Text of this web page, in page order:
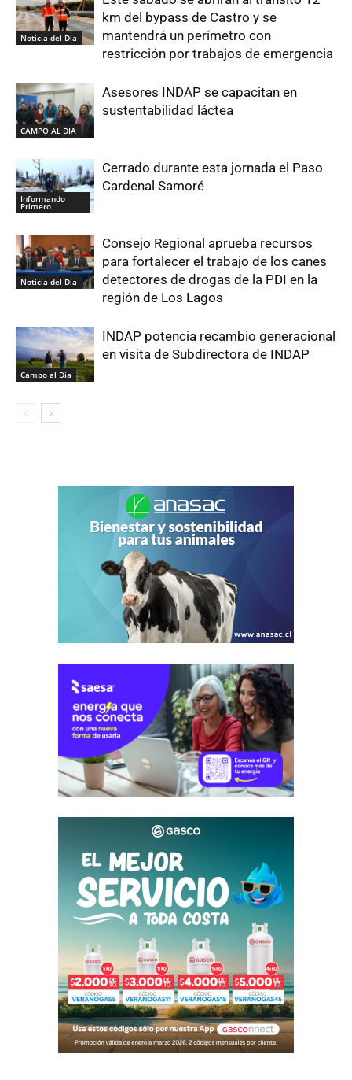
Noticia del Día
km del bypass de Castro y se
mantendrá un perímetro con
restricción por trabajos de emergencia
CAMPO AL DIA
Asesores INDAP se capacitan en
sustentabilidad láctea
Informando
Primero
Cerrado durante esta jornada el Paso
Cardenal Samoré
Noticia del Día
Consejo Regional aprueba recursos
para fortalecer el trabajo de los canes
detectores de drogas de la PDI en la
región de Los Lagos
Campo al Día
INDAP potencia recambio generacional
en visita de Subdirectora de INDAP